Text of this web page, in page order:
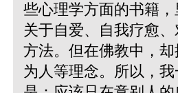
些心理学方面的书籍
关于自爱、自我疗愈
方法。但在佛教中，
为人等理念。所以，